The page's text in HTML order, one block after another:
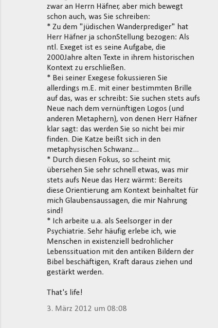
zwar an Herrn Häfner, aber mich bewegt
schon auch, was Sie schreiben:
* Zu dem "jüdischen Wanderprediger" hat
Herr Häfner ja schonStellung bezogen: Als
ntl. Exeget ist es seine Aufgabe, die
2000Jahre alten Texte in ihrem historischen
Kontext zu erschließen.
* Bei seiner Exegese fokussieren Sie
allerdings m.E. mit einer bestimmten Brille
auf das, was er schreibt: Sie suchen stets aufs
Neue nach dem vernünftigen Logos (und
anderen Metaphern), von denen Herr Häfner
klar sagt: das werden Sie so nicht bei mir
finden. Die Katze beißt sich in den
metaphysischen Schwanz...
* Durch diesen Fokus, so scheint mir,
übersehen Sie sehr schnell etwas, was mir
stets aufs Neue das Herz wärmt: Bereits
diese Orientierung am Kontext beinhaltet für
mich Glaubensaussagen, die mir Nahrung
sind!
* Ich arbeite u.a. als Seelsorger in der
Psychiatrie. Sehr häufig erlebe ich, wie
Menschen in existenziell bedrohlicher
Lebenssituation mit den antiken Bildern der
Bibel beschäftigen, Kraft daraus ziehen und
gestärkt werden.
That's life!
3. März 2012 um 08:08